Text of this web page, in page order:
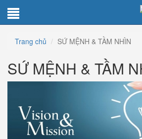
Trang chủ SỨ MỆNH & TẦM NHÌN
SỨ MỆNH & TẦM